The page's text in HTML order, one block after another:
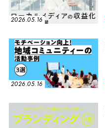
2026.05.16
2026.05.16